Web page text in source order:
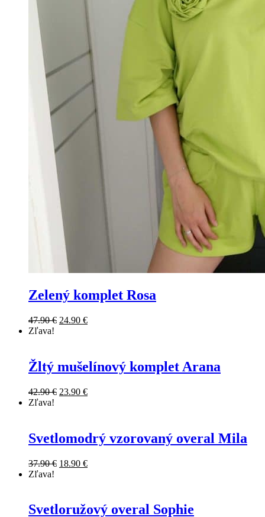
Zelený komplet Rosa
47.90€ Original
24.90 €Current
Zľava!
Žltý mušelínový komplet Arana
42.90€ Original
23.90 €Current
Zľava!
Svetlomodrý vzorovaný overal Mila
37.90€ Original
18.90 €Current
Zľava!
Svetloružový overal Sophie